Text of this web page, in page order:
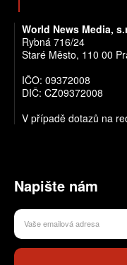
World News Media,
Rybná 716/24
Staré Město, 110 00
IČO: 09372008
DIČ: CZ09372008
V případě dotazů na
Napište nám